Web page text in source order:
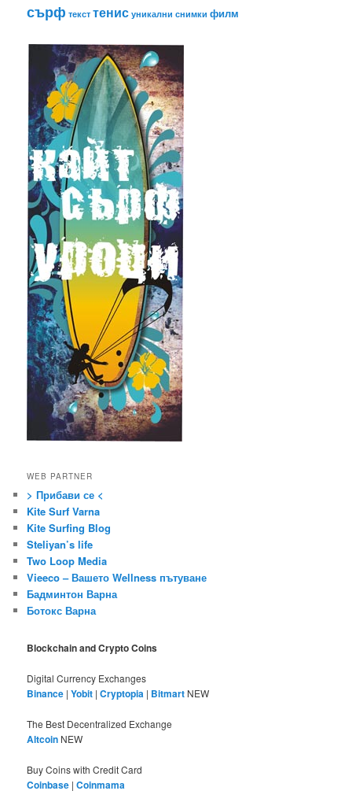
сърф текст тенис уникални снимки филм
WEB PARTNER
> Прибави се <
Kite Surf Varna
Kite Surfing Blog
Steliyan’s life
Two Loop Media
Vieeco – Вашето Wellness пътуване
Бадминтон Варна
Ботокс Варна
Blockchain and Crypto Coins
Digital Currency Exchanges
Binance |Yobit |Cryptopia | Bitmart NEW
The Best Decentralized Exchange
Altcoin NEW
Buy Coins with Credit Card
Coinbase |Coinmama